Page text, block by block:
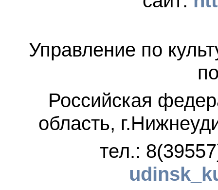
Управление по
Российская
область,
тел.: